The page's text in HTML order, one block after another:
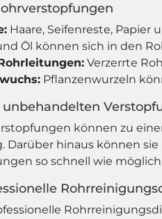
Haare, Seifenreste,
Öl können sich in den
Verzerrte
Pflanzenwurzeln
unbehandelten
können zu
Darüber hinaus können
so schnell wie